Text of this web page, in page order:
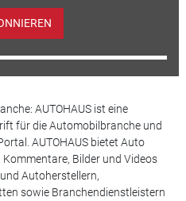
AUTOHAUS ist eine
für die Automobilbranche und
AUTOHAUS bietet Auto
Bilder und Videos
Autoherstellern,
sowie Branchendienstleistern